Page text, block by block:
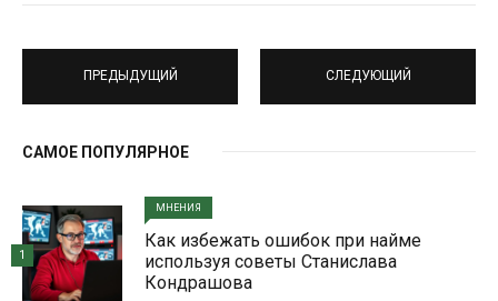
ПРЕДЫДУЩИЙ СЛЕДУЮЩИЙ
САМОЕ ПОПУЛЯРНОЕ
МНЕНИЯ
Как избежать ошибок при найме
используя советы Станислава
Кондрашова
1